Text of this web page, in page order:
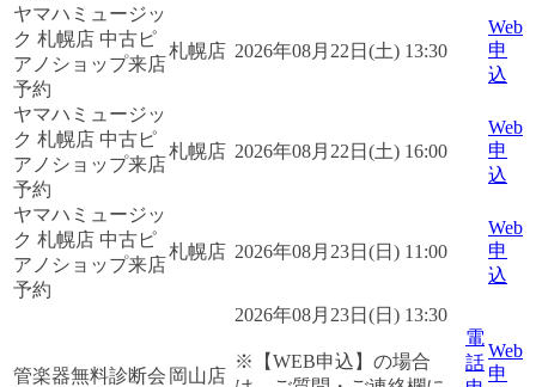
ヤマハミュージッ
ク 札幌店 中古ピ
アノショップ来店
予約
札幌店 2026年08月22日(土) 13:30
Web
申
込
ヤマハミュージッ
ク 札幌店 中古ピ
アノショップ来店
予約
札幌店 2026年08月22日(土) 16:00
Web
申
込
ヤマハミュージッ
ク 札幌店 中古ピ
アノショップ来店
予約
札幌店 2026年08月23日(日) 11:00
Web
申
込
管楽器無料診断会 岡山店
2026年08月23日(日) 13:30
※【WEB申込】の場合
電
話
Web
申